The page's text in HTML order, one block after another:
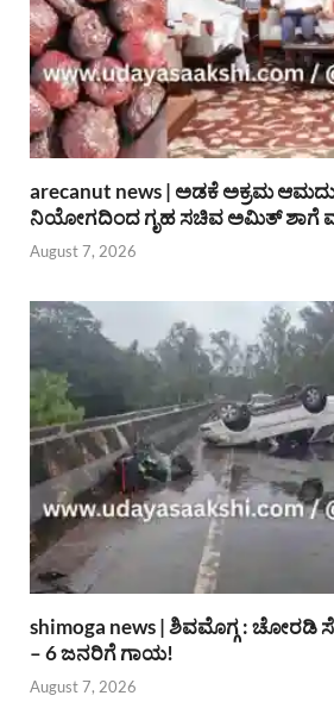
arecanut news | ಅಡಕೆ ಅಕ್ರಮ
ನಿಯೋಗದಿಂದ ಗೃಹ ಸಚಿವ ಅಮಿತ್ ಶಾಗೆ
August 7, 2026
shimoga news | ಶಿವಮೊಗ್ಗ : ಚೋರಡಿ
– 6 ಜನರಿಗೆ ಗಾಯ!
August 7, 2026